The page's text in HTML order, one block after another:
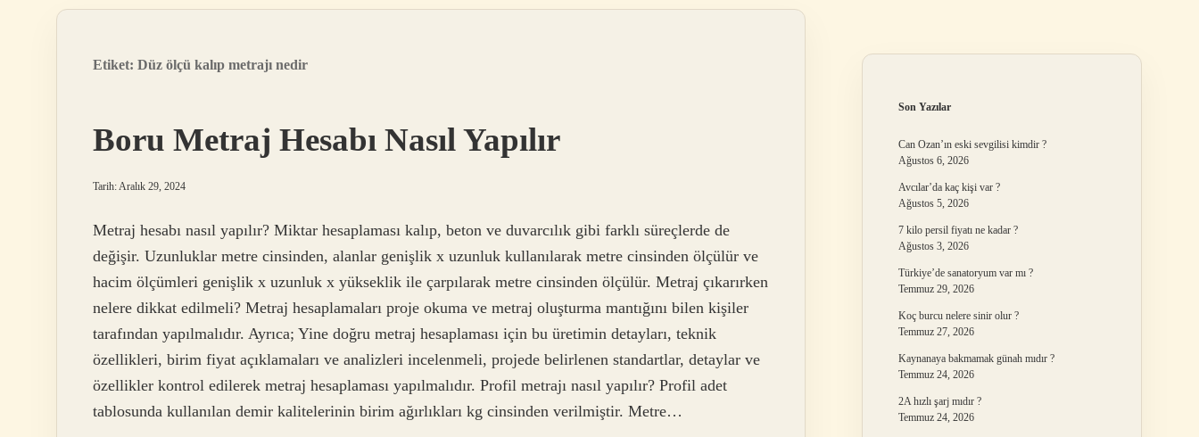
Etiket: Düz ölçü kalıp metrajı nedir
Boru Metraj Hesabı Nasıl Yapılır
Tarih: Aralık 29, 2024
Metraj hesabı nasıl yapılır? Miktar hesaplaması kalıp, beton ve duvarcılık gibi farklı süreçlerde de
değişir. Uzunluklar metre cinsinden, alanlar genişlik x uzunluk kullanılarak metre cinsinden ölçülür ve
hacim ölçümleri genişlik x uzunluk x yükseklik ile çarpılarak metre cinsinden ölçülür. Metraj çıkarırken
nelere dikkat edilmeli? Metraj hesaplamaları proje okuma ve metraj oluşturma mantığını bilen kişiler
tarafından yapılmalıdır. Ayrıca; Yine doğru metraj hesaplaması için bu üretimin detayları, teknik
özellikleri, birim fiyat açıklamaları ve analizleri incelenmeli, projede belirlenen standartlar, detaylar ve
özellikler kontrol edilerek metraj hesaplaması yapılmalıdır. Profil metrajı nasıl yapılır? Profil adet
tablosunda kullanılan demir kalitelerinin birim ağırlıkları kg cinsinden verilmiştir. Metre…
Son Yazılar
Can Ozan’ın eski sevgilisi kimdir ?
Ağustos 6, 2026
Avcılar’da kaç kişi var ?
Ağustos 5, 2026
7 kilo persil fiyatı ne kadar ?
Ağustos 3, 2026
Türkiye’de sanatoryum var mı ?
Temmuz 29, 2026
Koç burcu nelere sinir olur ?
Temmuz 27, 2026
Kaynanaya bakmamak günah mıdır ?
Temmuz 24, 2026
2A hızlı şarj mıdır ?
Temmuz 24, 2026